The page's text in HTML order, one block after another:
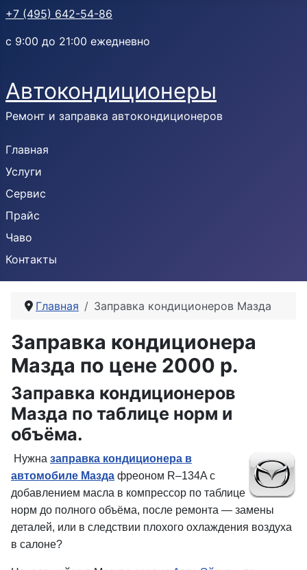
+7 (495) 642-54-86
с 9:00 до 21:00 ежедневно
Автокондиционеры
Ремонт и заправка автокондиционеров
Главная
Услуги
Сервис
Прайс
Чаво
Контакты
Главная Заправка кондиционеров Мазда
Заправка кондиционера
Мазда по цене 2000 р.
Заправка кондиционеров
Мазда по таблице норм и
объёма.
Нужна заправка кондиционера в
автомобиле Мазда фреоном R–134A с
добавлением масла в компрессор по таблице
норм до полного объёма, после ремонта — замены
деталей, или в следствии плохого охлаждения воздуха
в салоне?